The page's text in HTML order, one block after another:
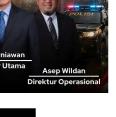
(21/05/2023).
berpegaruh pada
(RAB) konstruksi dan
anggaran yang
Jembatan Otista